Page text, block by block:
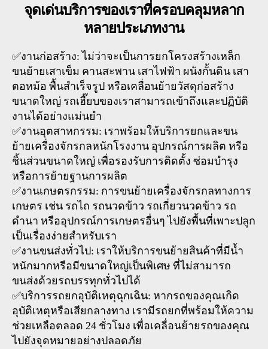
จุดเด่นบริการของเราที่ครอบคลุมหลาก
หลายประเภทงาน
✅งานก่อสร้าง: ไม่ว่าจะเป็นการยกโครงสร้างเหล็ก
ขนย้ายเสาเข็ม คานสะพาน เสาไฟฟ้า ผนังกั้นดิน เสา
ตอหม้อ พื้นสำเร็จรูป หรือเคลื่อนย้ายวัสดุก่อสร้าง
ขนาดใหญ่ รถเฮี๊ยบของเราสามารถเข้าถึงและปฏิบัติ
งานได้อย่างแม่นยำ
✅งานอุตสาหกรรม: เราพร้อมให้บริการยกและขน
ย้ายเครื่องจักรกลหนักโรงงาน อุปกรณ์การผลิต หรือ
ชิ้นส่วนขนาดใหญ่ เพื่อรองรับการติดตั้ง ซ่อมบำรุง
หรือการย้ายฐานการผลิต
✅งานเกษตรกรรม: การขนย้ายเครื่องจักรกลทางการ
เกษตร เช่น รถไถ รถนวดข้าว รถเกี่ยวนวดข้าว รถ
ดำนา หรืออุปกรณ์การเกษตรอื่นๆ ไปยังพื้นที่เพาะปลูก
เป็นเรื่องง่ายสำหรับเรา
✅งานขนส่งทั่วไป: เราให้บริการขนย้ายสินค้าที่มีน้ำ
หนักมากหรือมีขนาดใหญ่เป็นพิเศษ ที่ไม่สามารถ
ขนส่งด้วยรถบรรทุกทั่วไปได้
✅บริการรถยกอุบัติเหตุฉุกเฉิน: หากรถของคุณเกิด
อุบัติเหตุหรือเสียกลางทาง เรามีรถยกที่พร้อมให้ความ
ช่วยเหลือตลอด 24 ชั่วโมง เพื่อเคลื่อนย้ายรถของคุณ
ไปยังจุดหมายอย่างปลอดภัย